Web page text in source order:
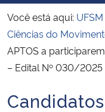
Ministério da Infraestrutura
Ministério da Agricultura,
Você está aqui: UFSM
Ciências do
APTOS a
– Edital Nº 030/2025
Início do conteúdo